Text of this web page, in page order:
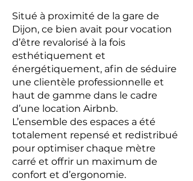
Situé à proximité de la gare de
Dijon, ce bien avait pour vocation
d’être revalorisé à la fois
esthétiquement et
énergétiquement, afin de séduire
une clientèle professionnelle et
haut de gamme dans le cadre
d’une location Airbnb.
L’ensemble des espaces a été
totalement repensé et redistribué
pour optimiser chaque mètre
carré et offrir un maximum de
confort et d’ergonomie.